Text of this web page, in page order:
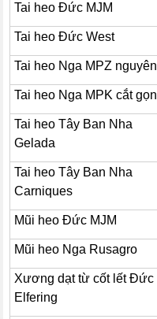
Tai heo Đức MJM
Tai heo Đức West
Tai heo Nga MPZ nguyên
Tai heo Nga MPK cắt gọn
Tai heo Tây Ban Nha
Gelada
Tai heo Tây Ban Nha
Carniques
Mũi heo Đức MJM
Mũi heo Nga Rusagro
Xương dạt từ cốt lết Đức
Elfering